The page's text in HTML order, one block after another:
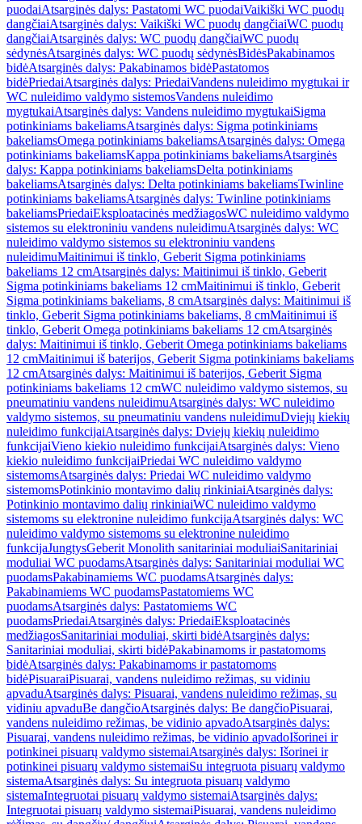
puodaiAtsarginės dalys: Pastatomi WC puodaiVaikiški WC puodų
dangčiaiAtsarginės dalys: Vaikiški WC puodų dangčiaiWC puodų
dangčiaiAtsarginės dalys: WC puodų dangčiaiWC puodų
sėdynėsAtsarginės dalys: WC puodų sėdynėsBidėsPakabinamos
bidėAtsarginės dalys: Pakabinamos bidėPastatomos
bidėPriedaiAtsarginės dalys: PriedaiVandens nuleidimo mygtukai ir
WC nuleidimo valdymo sistemosVandens nuleidimo
mygtukaiAtsarginės dalys: Vandens nuleidimo mygtukaiSigma
potinkiniams bakeliamsAtsarginės dalys: Sigma potinkiniams
bakeliamsOmega potinkiniams bakeliamsAtsarginės dalys: Omega
potinkiniams bakeliamsKappa potinkiniams bakeliamsAtsarginės
dalys: Kappa potinkiniams bakeliamsDelta potinkiniams
bakeliamsAtsarginės dalys: Delta potinkiniams bakeliamsTwinline
potinkiniams bakeliamsAtsarginės dalys: Twinline potinkiniams
bakeliamsPriedaiEksploatacinės medžiagosWC nuleidimo valdymo
sistemos su elektroniniu vandens nuleidimuAtsarginės dalys: WC
nuleidimo valdymo sistemos su elektroniniu vandens
nuleidimuMaitinimui iš tinklo, Geberit Sigma potinkiniams
bakeliams 12 cmAtsarginės dalys: Maitinimui iš tinklo, Geberit
Sigma potinkiniams bakeliams 12 cmMaitinimui iš tinklo, Geberit
Sigma potinkiniams bakeliams, 8 cmAtsarginės dalys: Maitinimui iš
tinklo, Geberit Sigma potinkiniams bakeliams, 8 cmMaitinimui iš
tinklo, Geberit Omega potinkiniams bakeliams 12 cmAtsarginės
dalys: Maitinimui iš tinklo, Geberit Omega potinkiniams bakeliams
12 cmMaitinimui iš baterijos, Geberit Sigma potinkiniams bakeliams
12 cmAtsarginės dalys: Maitinimui iš baterijos, Geberit Sigma
potinkiniams bakeliams 12 cmWC nuleidimo valdymo sistemos, su
pneumatiniu vandens nuleidimuAtsarginės dalys: WC nuleidimo
valdymo sistemos, su pneumatiniu vandens nuleidimuDviejų kiekių
nuleidimo funkcijaiAtsarginės dalys: Dviejų kiekių nuleidimo
funkcijaiVieno kiekio nuleidimo funkcijaiAtsarginės dalys: Vieno
kiekio nuleidimo funkcijaiPriedai WC nuleidimo valdymo
sistemomsAtsarginės dalys: Priedai WC nuleidimo valdymo
sistemomsPotinkinio montavimo dalių rinkiniaiAtsarginės dalys:
Potinkinio montavimo dalių rinkiniaiWC nuleidimo valdymo
sistemoms su elektronine nuleidimo funkcijaAtsarginės dalys: WC
nuleidimo valdymo sistemoms su elektronine nuleidimo
funkcijaJungtysGeberit Monolith sanitariniai moduliaiSanitariniai
moduliai WC puodamsAtsarginės dalys: Sanitariniai moduliai WC
puodamsPakabinamiems WC puodamsAtsarginės dalys:
Pakabinamiems WC puodamsPastatomiems WC
puodamsAtsarginės dalys: Pastatomiems WC
puodamsPriedaiAtsarginės dalys: PriedaiEksploatacinės
medžiagosSanitariniai moduliai, skirti bidėAtsarginės dalys:
Sanitariniai moduliai, skirti bidėPakabinamoms ir pastatomoms
bidėAtsarginės dalys: Pakabinamoms ir pastatomoms
bidėPisuaraiPisuarai, vandens nuleidimo režimas, su vidiniu
apvaduAtsarginės dalys: Pisuarai, vandens nuleidimo režimas, su
vidiniu apvaduBe dangčioAtsarginės dalys: Be dangčioPisuarai,
vandens nuleidimo režimas, be vidinio apvadoAtsarginės dalys:
Pisuarai, vandens nuleidimo režimas, be vidinio apvadoIšorinei ir
potinkinei pisuarų valdymo sistemaiAtsarginės dalys: Išorinei ir
potinkinei pisuarų valdymo sistemaiSu integruota pisuarų valdymo
sistemaAtsarginės dalys: Su integruota pisuarų valdymo
sistemaIntegruotai pisuarų valdymo sistemaiAtsarginės dalys:
Integruotai pisuarų valdymo sistemaiPisuarai, vandens nuleidimo